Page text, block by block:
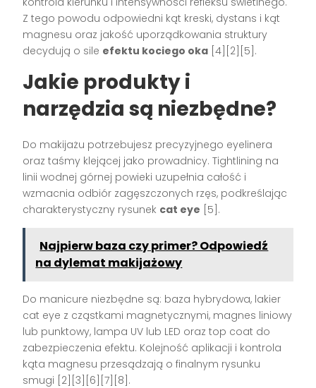
Z tego powodu odpowiedni kąt kreski, dystans i kąt
magnesu oraz jakość uporządkowania struktury
decydują o sile efektu kociego oka [4][2][5].
Jakie produkty i
narzędzia są niezbędne?
Do makijażu potrzebujesz precyzyjnego eyelinera
oraz taśmy klejącej jako prowadnicy. Tightlining na
linii wodnej górnej powieki uzupełnia całość i
wzmacnia odbiór zagęszczonych rzęs, podkreślając
charakterystyczny rysunek cat eye [5].
Najpierw baza czy primer? Odpowiedź
na dylemat makijażowy
Do manicure niezbędne są: baza hybrydowa, lakier
cat eye z cząstkami magnetycznymi, magnes liniowy
lub punktowy, lampa UV lub LED oraz top coat do
zabezpieczenia efektu. Kolejność aplikacji i kontrola
kąta magnesu przesądzają o finalnym rysunku
smugi [2][3][6][7][8].